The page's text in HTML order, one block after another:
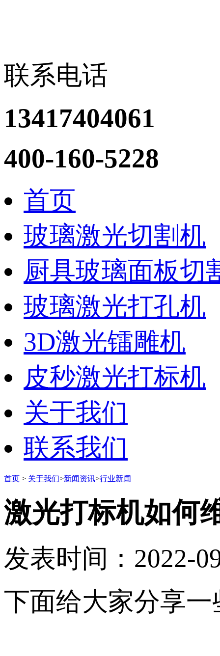
联系电话
13417404061
400-160-5228
首页
玻璃激光切割机
厨具玻璃面板切
玻璃激光打孔机
3D激光镭雕机
皮秒激光打标机
关于我们
联系我们
首页 > 关于我们>新闻资讯>行业新闻
激光打标机如何
发表时间：2022-
下面给大家分享